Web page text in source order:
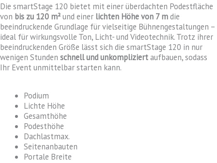
Die smartStage 120 bietet mit einer überdachten Podestfläche
von bis zu 120 m²und einer lichten Höhe von 7 mdie
beeindruckende Grundlage für vielseitige Bühnengestaltungen –
ideal für wirkungsvolle Ton, Licht- und Videotechnik. Trotz ihrer
beeindruckenden Größe lässt sich die smartStage 120 in nur
wenigen Stunden schnell und unkompliziertaufbauen, sodass
Ihr Event unmittelbar starten kann.
Podium
Lichte Höhe
Gesamthöhe
Podesthöhe
Dachlastmax.
Seitenanbauten
Portale Breite